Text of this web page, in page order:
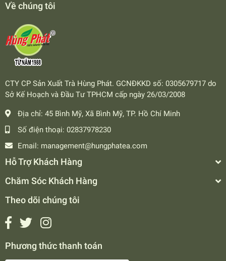
Về chúng tôi
CTY CP Sản Xuất Trà Hùng Phát. GCNĐKKD số: 0305679717 do
Sở Kế Hoạch và Đầu Tư TPHCM cấp ngày 26/03/2008
Địa chỉ: 45 Bình Mỹ, Xã Bình Mỹ, TP. Hồ Chí Minh
Số điện thoại: 02837978230
Email: management@hungphatea.com
Hỗ Trợ Khách Hàng
Chăm Sóc Khách Hàng
Theo dõi chúng tôi
Phương thức thanh toán